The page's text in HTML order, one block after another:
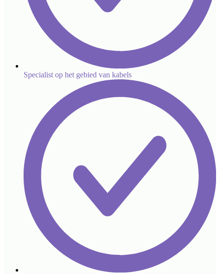
Specialist op het gebied van kabels